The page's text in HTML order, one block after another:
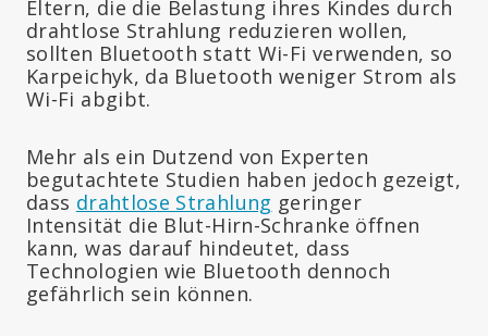
Eltern, die die Belastung ihres Kindes durch
drahtlose Strahlung reduzieren wollen,
sollten Bluetooth statt Wi-Fi verwenden, so
Karpeichyk, da Bluetooth weniger Strom als
Wi-Fi abgibt.
Mehr als ein Dutzend von Experten
begutachtete Studien haben jedoch gezeigt,
dass drahtlose Strahlung geringer
Intensität die Blut-Hirn-Schranke öffnen
kann, was darauf hindeutet, dass
Technologien wie Bluetooth dennoch
gefährlich sein können.